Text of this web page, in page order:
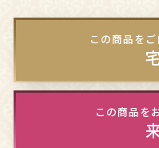
この商品を
この商品を